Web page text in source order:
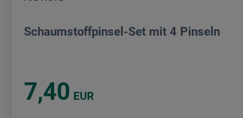
Schaumstoffpinsel-Set mit 4 Pinseln
7,40 EUR